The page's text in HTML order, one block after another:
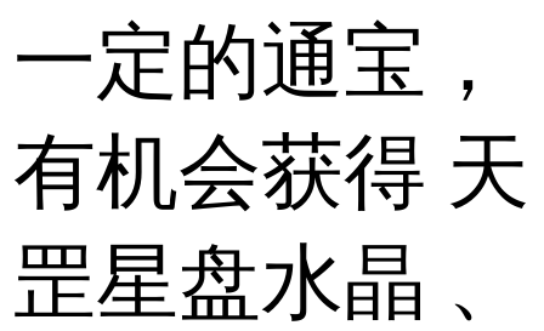
一定的通宝，
有机会获得 天
罡星盘水晶 、